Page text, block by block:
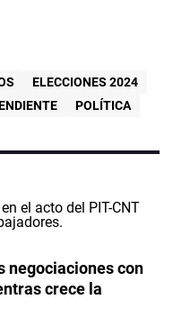
ELECCIONES 2024
POLÍTICA
negociaciones con
crece la